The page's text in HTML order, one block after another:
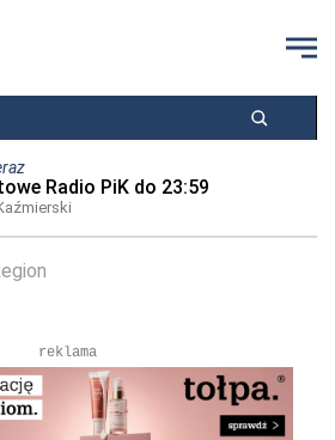
Radio PiK do 23:59
reklama